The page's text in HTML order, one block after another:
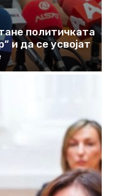
политичката
и да се усвојат